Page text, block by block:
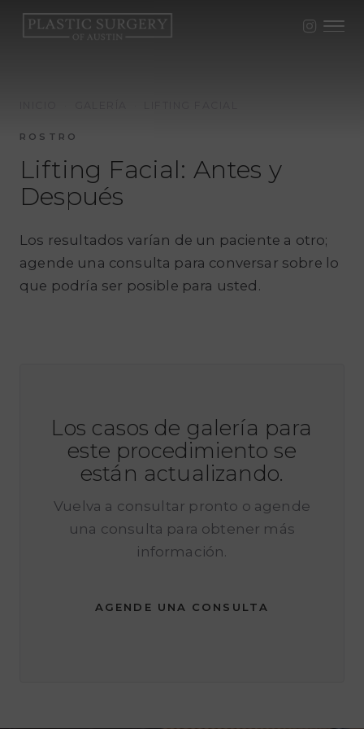
ROSTRO
Lifting Facial: Antes y
Después
Los resultados varían de un paciente a otro;
agende una consulta para conversar sobre lo
que podría ser posible para usted.
Los casos de galería para
este procedimiento se
están actualizando.
Vuelva a consultar pronto o agende
una consulta para obtener más
información.
AGENDE UNA CONSULTA